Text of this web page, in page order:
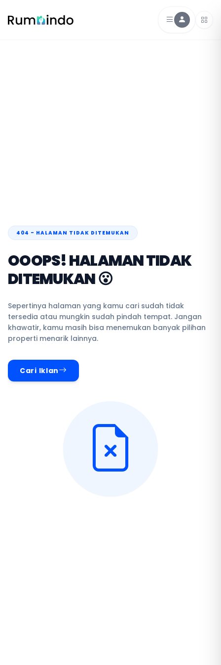
404 - HALAMAN TIDAK DITEMUKAN
OOOPS! HALAMAN TIDAK
DITEMUKAN 😮
Sepertinya halaman yang kamu cari sudah tidak
tersedia atau mungkin sudah pindah tempat. Jangan
khawatir, kamu masih bisa menemukan banyak pilihan
properti menarik lainnya.
Cari Iklan